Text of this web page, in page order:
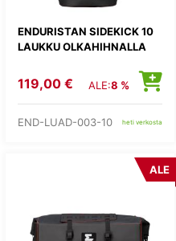
ENDURISTAN SIDEKICK 10
LAUKKU OLKAHIHNALLA
119,00 € ALE:8 %
END-LUAD-003-10 heti verkosta
ALE